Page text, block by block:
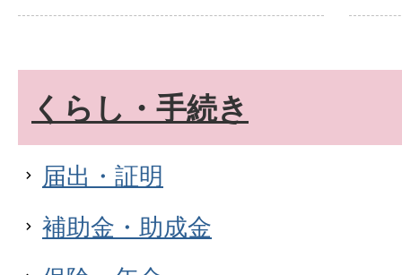
くらし・手続き
届出・証明
補助金・助成金